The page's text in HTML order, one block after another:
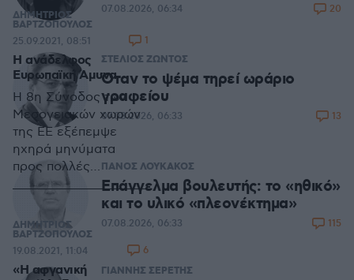
07.08.2026, 06:34 20
ΣΤΕΛΙΟΣ ΖΩΝΤΟΣ
Όταν το ψέμα τηρεί ωράριο
γραφείου
07.08.2026, 06:33 13
ΠΑΝΟΣ ΛΟΥΚΑΚΟΣ
Επάγγελμα βουλευτής: το «ηθικό»
και το υλικό «πλεονέκτημα»
07.08.2026, 06:33 115
ΓΙΑΝΝΗΣ ΣΕΡΕΤΗΣ
Συνεδρίου της Νέας
Δημοκρατίας. Έχασε
η Βενετιά βελόνι, θα
πουν αρκετοί! Και
γιατί θα έπρεπε, να
μας ενδιαφέρει;
ΔΗΜΗΤΡΙΟΣ
ΒΑΡΤΖΟΠΟΥΛΟΣ
Η ανάδελφος
Ευρωπαϊκή Άμυνα
Η 8η Σύνοδος των
Μεσογειακών χωρών
της ΕΕ εξέπεμψε
ηχηρά μηνύματα
προς πολλές
κατευθύνσεις:
Κλιματική αλλαγή,
προστασία του
θαλάσσιου
περιβάλλοντος,
τουρκική
25.09.2021, 08:51 1
ΔΗΜΗΤΡΙΟΣ
ΒΑΡΤΖΟΠΟΥΛΟΣ
«Η αφγανική
19.08.2021, 11:04 6